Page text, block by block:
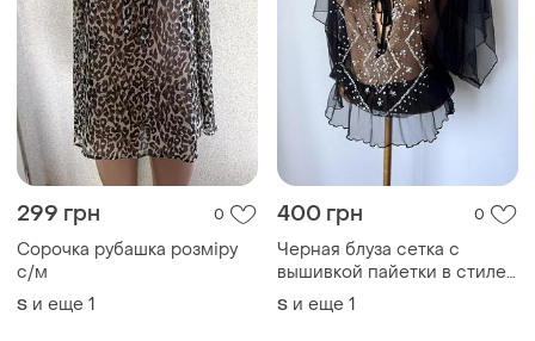
299 грн 0
Сорочка рубашка розміру
с/м
S и еще 1
400 грн 0
Черная блуза сетка с
вышивкой пайетки в стиле
этно бохо хиппи
S и еще 1